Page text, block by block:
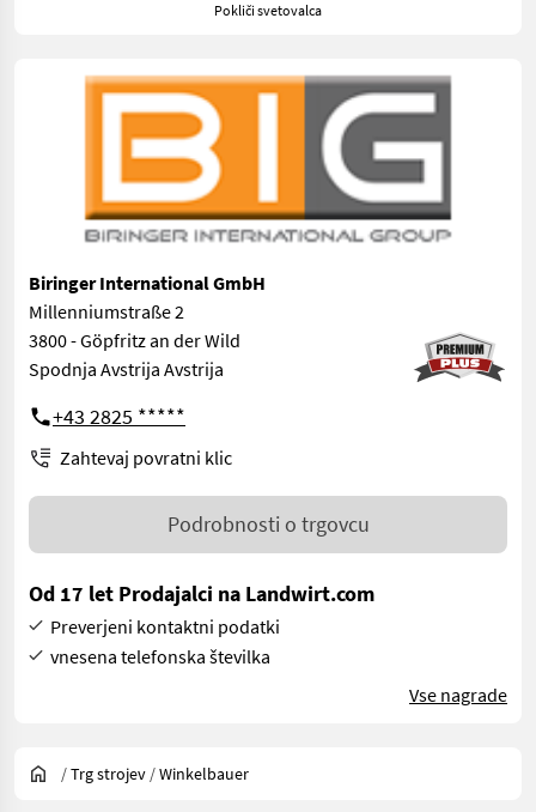
Pokliči svetovalca
Biringer International GmbH
Millenniumstraße 2
3800 - Göpfritz an der Wild
Spodnja Avstrija Avstrija
+43 2825 *****
Zahtevaj povratni klic
Podrobnosti o trgovcu
Od 17 let Prodajalci na Landwirt.com
Preverjeni kontaktni podatki
vnesena telefonska številka
Vse nagrade
/Trg strojev /Winkelbauer